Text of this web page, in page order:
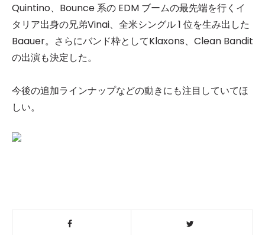
Quintino、Bounce 系の EDM ブームの最先端を行くイ
タリア出身の兄弟Vinai、全米シングル 1 位を生み出した
Baauer。さらにバンド枠としてKlaxons、Clean Bandit
の出演も決定した。
今後の追加ラインナップなどの動きにも注目していてほ
しい。